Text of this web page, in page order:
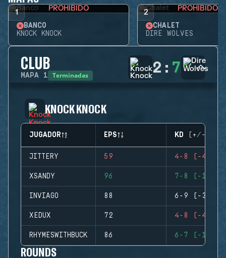
1 PROHIBIDO
BANCO
KNOCK KNOCK
2 PROHIBIDO
CHALET
DIRE WOLVES
CLUB
MAPA 1 Terminadas 2 : 7
KNOCK KNOCK
JUGADOR EPS KD (+/-)
JITTERY 59 4-8 (-4)
XSANDY 96 7-8 (-1)
INVIAGO 88 6-9 (-3)
XEDUX 72 4-8 (-4)
RHYMESWITHBUCK 86 6-7 (-1)
ROUNDS